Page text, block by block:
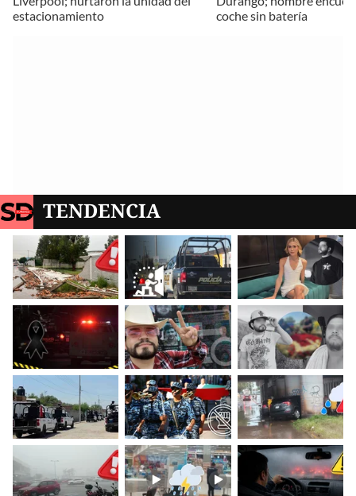
estacionamiento
coche sin batería
TENDENCIA